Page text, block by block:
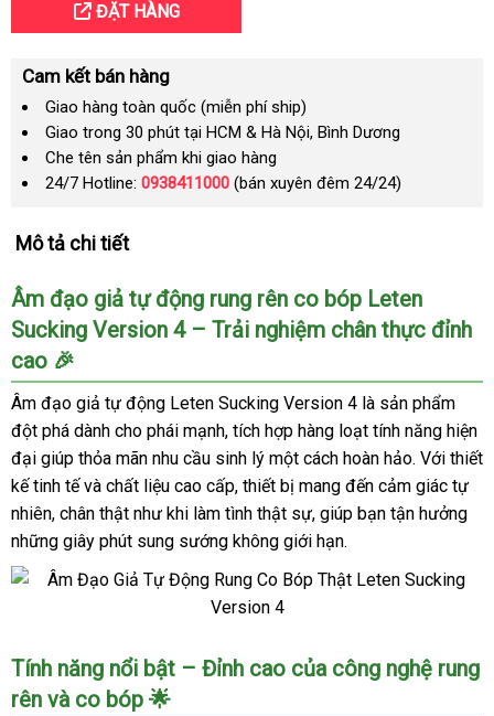
ĐẶT HÀNG
Cam kết bán hàng
Giao hàng toàn quốc (miễn phí ship)
Giao trong 30 phút tại HCM & Hà Nội, Bình Dương
Che tên sản phẩm khi giao hàng
24/7 Hotline: 0938411000 (bán xuyên đêm 24/24)
Mô tả chi tiết
Âm đạo giả tự động rung rên co bóp Leten
Sucking Version 4 – Trải nghiệm chân thực đỉnh
cao 🎉
Âm đạo giả tự động Leten Sucking Version 4 là sản phẩm
đột phá dành cho phái mạnh, tích hợp hàng loạt tính năng hiện
đại giúp thỏa mãn nhu cầu sinh lý một cách hoàn hảo. Với thiết
kế tinh tế và chất liệu cao cấp, thiết bị mang đến cảm giác tự
nhiên, chân thật như khi làm tình thật sự, giúp bạn tận hưởng
những giây phút sung sướng không giới hạn.
Âm
Đạo
Giả
Tính năng nổi bật – Đỉnh cao của công nghệ rung
rên và co bóp 🌟